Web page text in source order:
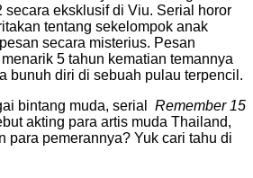
secara eksklusif di Viu. Serial horor
tentang sekelompok anak
secara misterius. Pesan
5 tahun kematian temannya
bunuh diri di sebuah pulau terpencil.
bintang muda, serial Remember 15
akting para artis muda Thailand,
para pemerannya? Yuk cari tahu di